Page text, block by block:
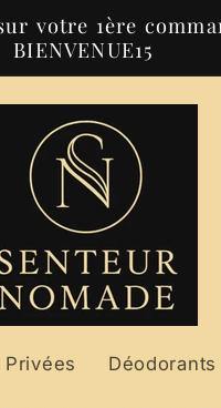
votre 1ère
BIENVENUE15
Déodorants